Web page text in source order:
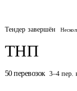
Тендер завершён
ТНП
50 перевозок 3–4 пер.